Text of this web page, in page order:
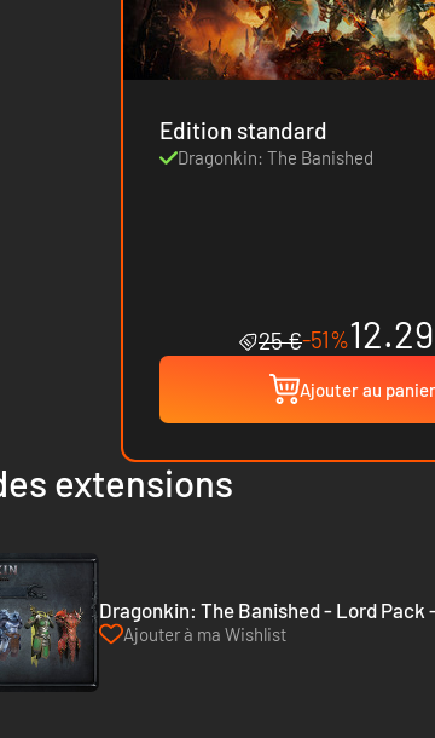
Edition standard
Dragonkin: The Banished
25 €-51%
Ajouter au panier
extensions
Dragonkin: The Banished - Lord Pack
Ajouter à ma Wishlist